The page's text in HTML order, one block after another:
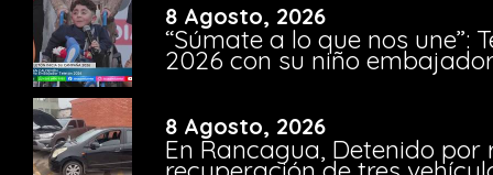
8 Agosto, 2026
“Súmate a lo que nos une”:
2026 con su niño
8 Agosto, 2026
En Rancagua, Detenido por